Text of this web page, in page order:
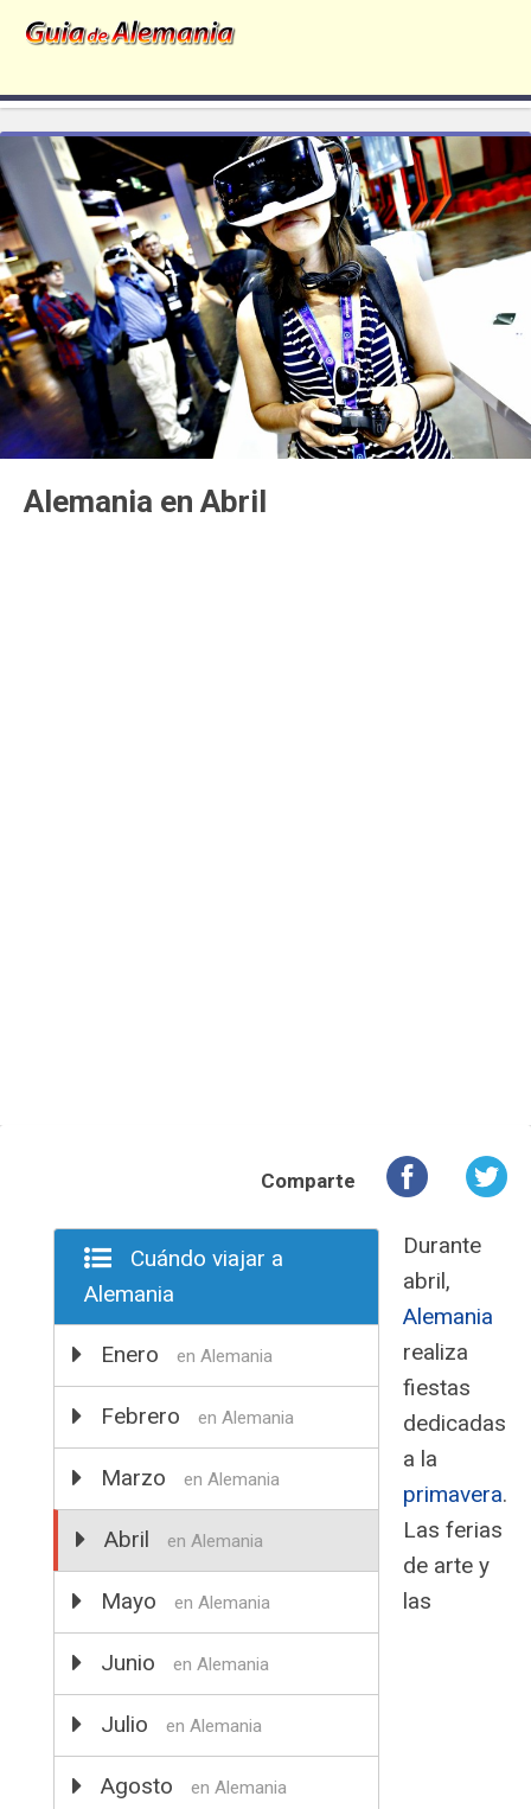
Alemania en Abril
Comparte
Cuándo viajar a
Alemania
Enero en Alemania
Febrero en Alemania
Marzo en Alemania
Abril en Alemania
Mayo en Alemania
Junio en Alemania
Julio en Alemania
Agosto en Alemania
Durante
abril,
Alemania
realiza
fiestas
dedicadas
a la
primavera.
Las ferias
de arte y
las